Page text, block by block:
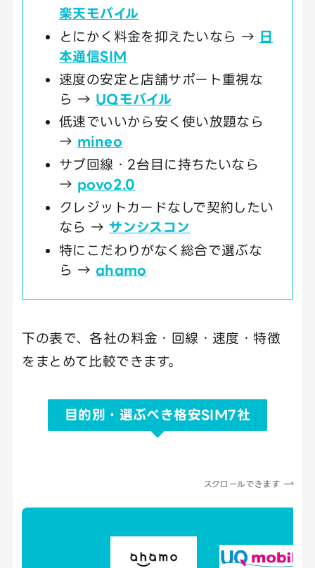
楽天モバイル
とにかく料金を抑えたいなら →
日
本通信SIM
速度の安定と店舗サポート重視な
ら → UQモバイル
低速でいいから安く使い放題なら
→ mineo
サブ回線・2台目に持ちたいなら
→ povo2.0
クレジットカードなしで契約したい
なら → サンシスコン
特にこだわりがなく総合で選ぶな
ら → ahamo
下の表で、各社の料金・回線・速度・特徴
をまとめて比較できます。
目的別・選ぶべき格安SIM7社
スクロールできます